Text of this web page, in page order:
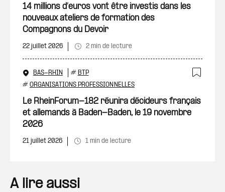
14 millions d’euros vont être investis dans les
nouveaux ateliers de formation des
Compagnons du Devoir
22 juillet 2026 2 min de lecture
BAS-RHIN # BTP
# ORGANISATIONS PROFESSIONNELLES
Le RheinForum-182 réunira décideurs français
et allemands à Baden-Baden, le 19 novembre
2026
21 juillet 2026 1 min de lecture
A lire aussi